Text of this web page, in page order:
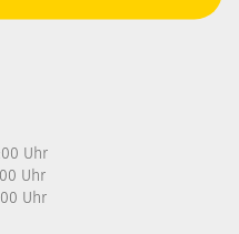
Uhr
Uhr
Uhr